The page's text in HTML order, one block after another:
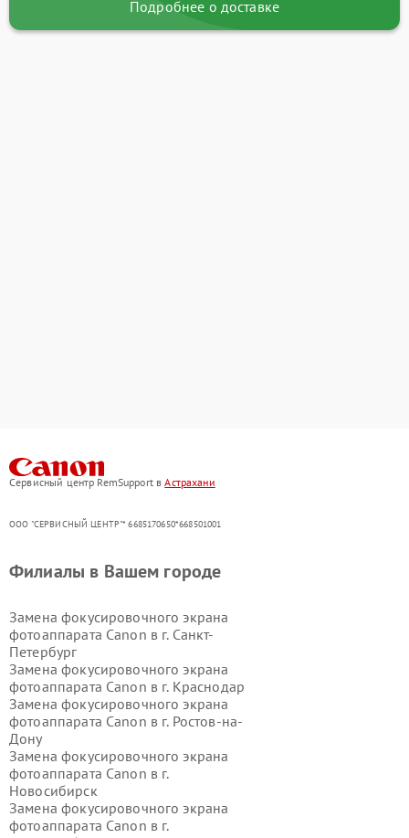
Подробнее о доставке
Сервисный центр RemSupport вАстрахани
ООО "СЕРВИСНЫЙ ЦЕНТР"* 6685170650*668501001
Филиалы в Вашем городе
Замена фокусировочного экрана
фотоаппарата Canon в г. Санкт-
Петербург
Замена фокусировочного экрана
фотоаппарата Canon в г. Краснодар
Замена фокусировочного экрана
фотоаппарата Canon в г. Ростов-на-
Дону
Замена фокусировочного экрана
фотоаппарата Canon в г.
Новосибирск
Замена фокусировочного экрана
фотоаппарата Canon в г.